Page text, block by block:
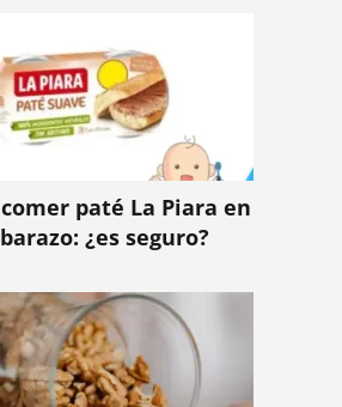
paté La Piara en
¿es seguro?